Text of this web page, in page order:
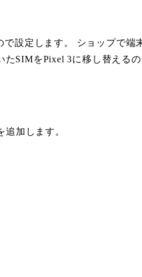
設定します。 ショップで
SIMをPixel 3に移し替えるの
加します。